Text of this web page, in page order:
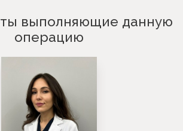
выполняющие данную
операцию